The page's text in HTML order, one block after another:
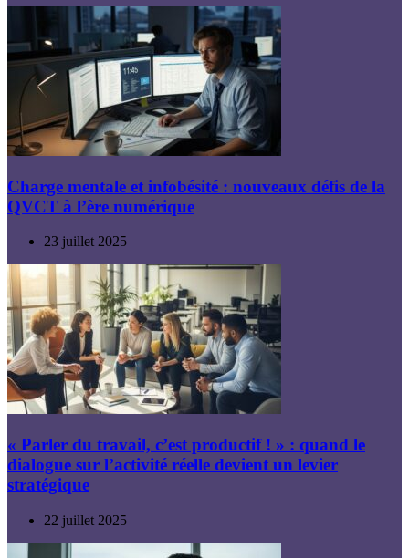
Charge mentale et infobésité : nouveaux défis de la
QVCT à l’ère numérique
23 juillet 2025
« Parler du travail, c’est productif ! » : quand le
dialogue sur l’activité réelle devient un levier
stratégique
22 juillet 2025